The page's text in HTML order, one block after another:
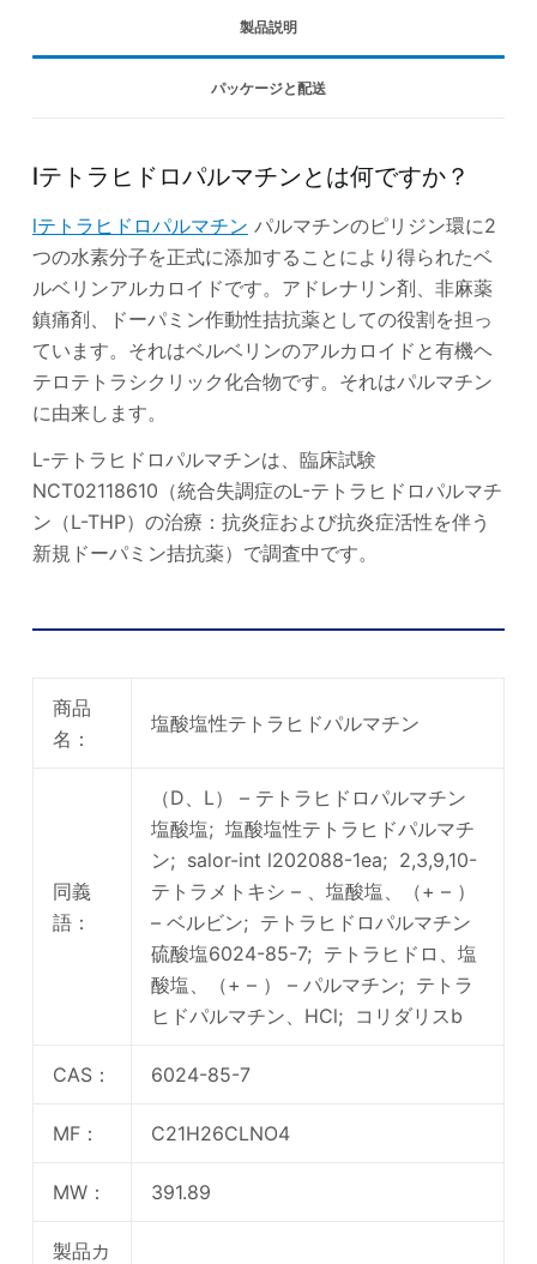
製品説明
パッケージと配送
lテトラヒドロパルマチンとは何ですか？
lテトラヒドロパルマチン パルマチンのピリジン環に2
つの水素分子を正式に添加することにより得られたベ
ルベリンアルカロイドです。アドレナリン剤、非麻薬
鎮痛剤、ドーパミン作動性拮抗薬としての役割を担っ
ています。それはベルベリンのアルカ​​ロイドと有機ヘ
テロテトラシクリック化合物です。それはパルマチン
に由来します。
L-テトラヒドロパルマチンは、臨床試験
NCT02118610（統合失調症のL-テトラヒドロパルマチ
ン（L-THP）の治療：抗炎症および抗炎症活性を伴う
新規ドーパミン拮抗薬）で調査中です。
商品
名：
塩酸塩性テトラヒドパルマチン
同義
語：
（D、L） – テトラヒドロパルマチン
塩酸塩; 塩酸塩性テトラヒドパルマチ
ン; salor-int l202088-1ea; 2,3,9,10-
テトラメトキシ – 、塩酸塩、（+ – ）
– ベルビン; テトラヒドロパルマチン
硫酸塩6024-85-7; テトラヒドロ、塩
酸塩、（+ – ） – パルマチン; テトラ
ヒドパルマチン、HCl; コリダリスb
CAS： 6024-85-7
MF： C21H26CLNO4
MW： 391.89
製品カ